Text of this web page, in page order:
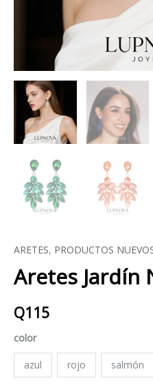
ARETES, PRODUCTOS
Aretes Jardín
Q115
color
azul rojo salmón
Aretes
Jardín
Nocturno
cantidad